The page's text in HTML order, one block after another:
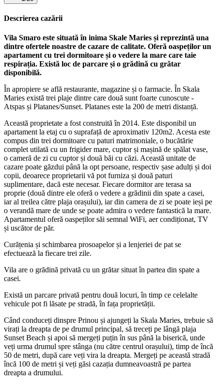
Descrierea cazării
Vila Smaro este situată în inima Skale Maries și reprezintă una
dintre ofertele noastre de cazare de calitate. Oferă oaspeților un
apartament cu trei dormitoare și o vedere la mare care taie
respirația. Există loc de parcare și o grădină cu grătar
disponibilă.
În apropiere se află restaurante, magazine și o farmacie. În Skala
Maries există trei plaje dintre care două sunt foarte cunoscute -
Atspas și Platanes/Sunset. Platanes este la 200 de metri distanță.
Această proprietate a fost construită în 2014. Este disponibil un
apartament la etaj cu o suprafață de aproximativ 120m2. Acesta este
compus din trei dormitoare cu paturi matrimoniale, o bucătărie
complet utilată cu un frigider mare, cuptor și mașină de spălat vase,
o cameră de zi cu cuptor și două băi cu căzi. Această unitate de
cazare poate găzdui până la opt persoane, respectiv șase adulți și doi
copii, deoarece proprietarii vă pot furniza și două paturi
suplimentare, dacă este necesar. Fiecare dormitor are terasa sa
proprie (două dintre ele oferă o vedere a grădinii din spate a casei,
iar al treilea către plaja orașului), iar din camera de zi se poate ieși pe
o verandă mare de unde se poate admira o vedere fantastică la mare.
Apartamentul oferă oaspeților săi semnal WiFi, aer condiționat, TV
și uscător de păr.
Curățenia și schimbarea prosoapelor și a lenjeriei de pat se
efectuează la fiecare trei zile.
Vila are o grădină privată cu un grătar situat în partea din spate a
casei.
Există un parcare privată pentru două locuri, în timp ce celelalte
vehicule pot fi lăsate pe stradă, în fața proprietății.
Când conduceți dinspre Prinou și ajungeți la Skala Maries, trebuie să
virați la dreapta de pe drumul principal, să treceți pe lângă plaja
Sunset Beach și apoi să mergeți puțin în sus până la biserică, unde
veți urma drumul spre stânga (nu către centrul orașului), timp de încă
50 de metri, după care veți vira la dreapta. Mergeți pe această stradă
încă 100 de metri și veți găsi cazația dumneavoastră pe partea
dreapta a drumului.